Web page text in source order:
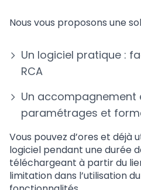
Nous vous proposons une
Un logiciel pratique :
RCA
Un accompagnement
paramétrages et
Vous pouvez d’ores et déjà
logiciel pendant une durée
téléchargeant à partir du
limitation dans l’utilisation